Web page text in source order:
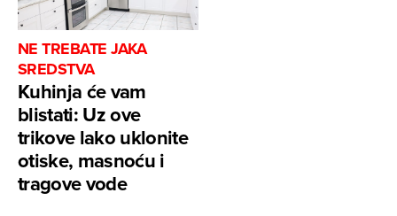
NE TREBATE JAKA
SREDSTVA
Kuhinja će vam
blistati: Uz ove
trikove lako uklonite
otiske, masnoću i
tragove vode